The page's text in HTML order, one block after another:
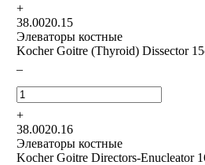
+
38.0020.15
Элеваторы костные
Kocher Goitre (Thyroid) Dissector
–
+
38.0020.16
Элеваторы костные
Kocher Goitre Directors-Enucleator